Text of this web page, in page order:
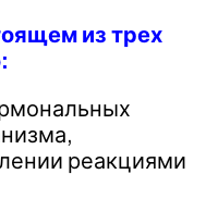
из трех
реакциями